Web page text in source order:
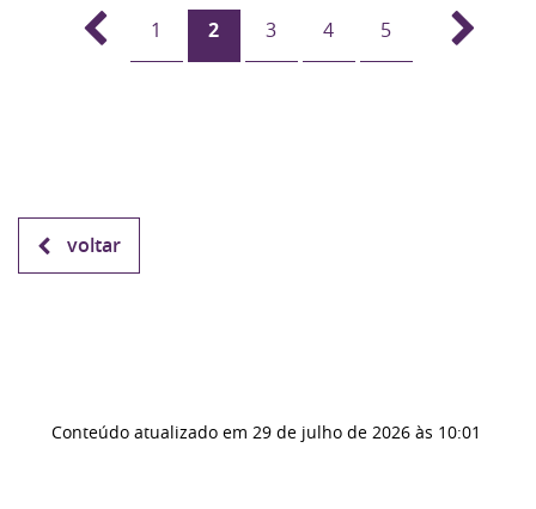
1 2 3 4 5
voltar
Conteúdo atualizado em 29 de julho de 2026 às 10:01